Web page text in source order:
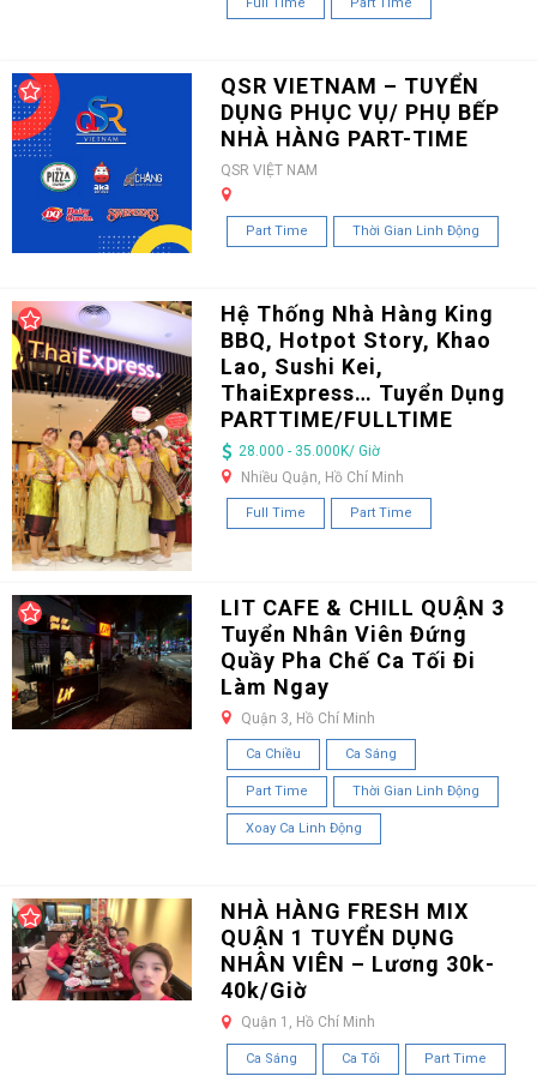
QSR VIETNAM – TUYỂN
DỤNG PHỤC VỤ/ PHỤ BẾP
NHÀ HÀNG PART-TIME
QSR VIỆT NAM
Part Time Thời Gian Linh Động
Hệ Thống Nhà Hàng King
BBQ, Hotpot Story, Khao
Lao, Sushi Kei,
ThaiExpress… Tuyển Dụng
PARTTIME/FULLTIME
28.000 - 35.000K/ Giờ
Nhiều Quận, Hồ Chí Minh
Full Time Part Time
LIT CAFE & CHILL QUẬN 3
Tuyển Nhân Viên Đứng
Quầy Pha Chế Ca Tối Đi
Làm Ngay
Quận 3, Hồ Chí Minh
Ca Chiều Ca Sáng
Part Time Thời Gian Linh Động
Xoay Ca Linh Động
NHÀ HÀNG FRESH MIX
QUẬN 1 TUYỂN DỤNG
NHÂN VIÊN – Lương 30k-
40k/Giờ
Quận 1, Hồ Chí Minh
Ca Sáng Ca Tối Part Time